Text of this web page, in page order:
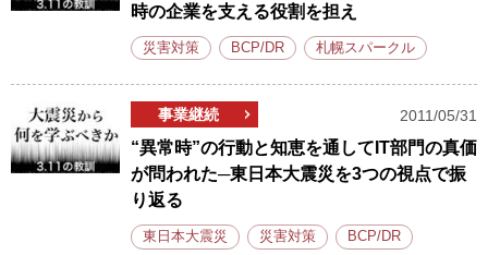
時の企業を支える役割を担え
災害対策 BCP/DR 札幌スパークル
事業継続 2011/05/31
“異常時”の行動と知恵を通してIT部門の真価
が問われた─東日本大震災を3つの視点で振
り返る
東日本大震災 災害対策 BCP/DR